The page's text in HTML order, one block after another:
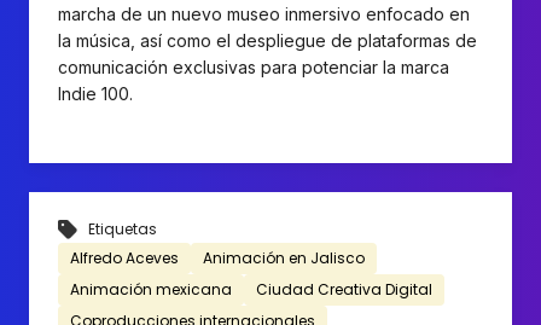
marcha de un nuevo museo inmersivo enfocado en
la música, así como el despliegue de plataformas de
comunicación exclusivas para potenciar la marca
Indie 100.
Etiquetas
Alfredo Aceves
Animación en Jalisco
Animación mexicana
Ciudad Creativa Digital